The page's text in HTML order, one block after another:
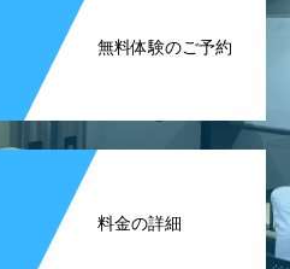
無料体験のご予約
料金の詳細